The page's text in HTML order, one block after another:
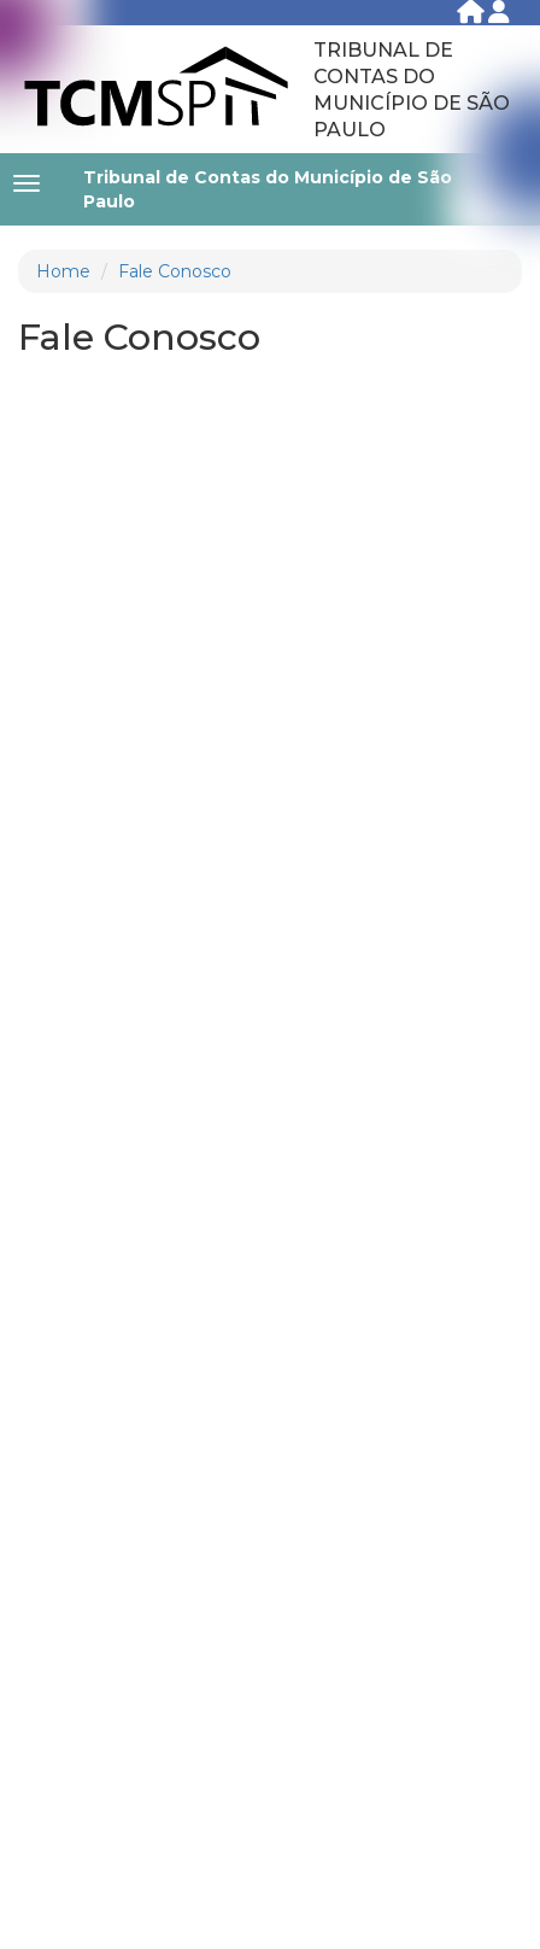
TRIBUNAL DE
CONTAS DO
MUNICÍPIO DE SÃO
PAULO
Tribunal de Contas do Município de São
Paulo
Home Fale Conosco
Fale Conosco